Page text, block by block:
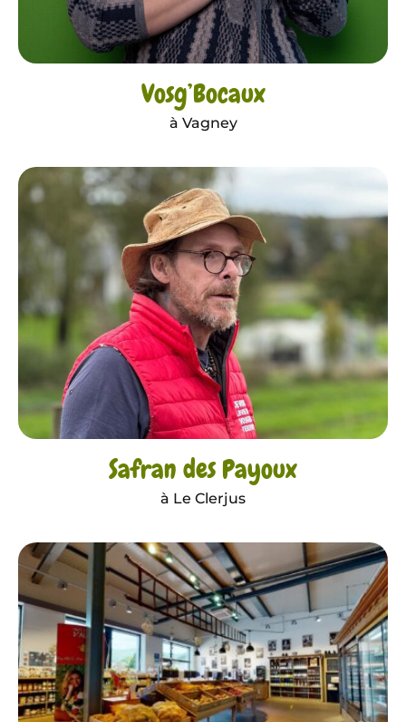
Vosg’Bocaux
à Vagney
Safran des Payoux
à Le Clerjus